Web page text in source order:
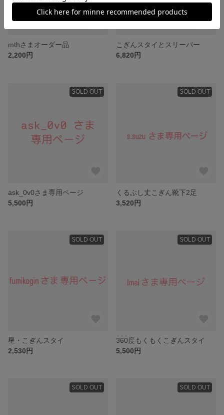
mthさまオーダー品
2,200円
こぎんスタイとスリーパー
6,820円
SOLD OUT
ask_0v0さま専用ページ
5,500円
SOLD OUT
くるぶし丈こぎん靴下2足
3,520円
SOLD OUT
星・こぎんスタイ
2,530円
SOLD OUT
360度もくもくこぎんスタイ
5,500円
SOLD OUT SOLD OUT